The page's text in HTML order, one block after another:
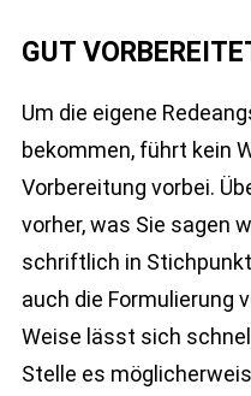
GUT
Um die eigene
bekommen, führt kein
Vorbereitung vorbei.
vorher, was Sie sagen
schriftlich in
auch die Formulierung
Weise lässt sich
Stelle es